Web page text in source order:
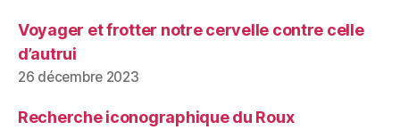
Voyager et frotter notre cervelle contre celle
d’autrui
26 décembre 2023
Recherche iconographique du Roux